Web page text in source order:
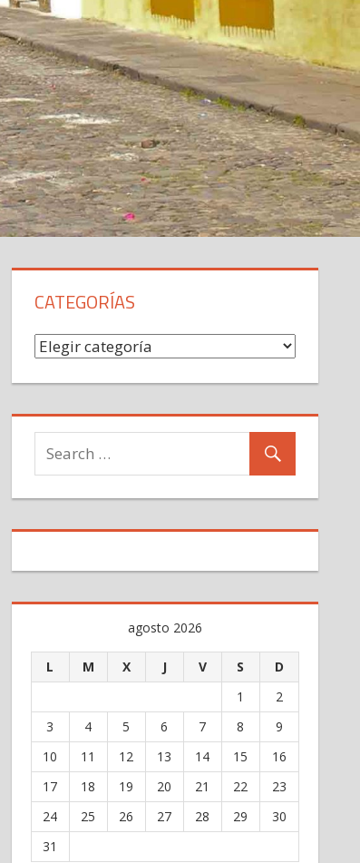
CATEGORÍAS
Categorías
agosto 2026
L M X J V S D
1
2
3
4 5 6 7 8
9
10
11 12 13 14 15
16
17
18 19 20 21 22
23
24
25 26 27 28 29
30
31